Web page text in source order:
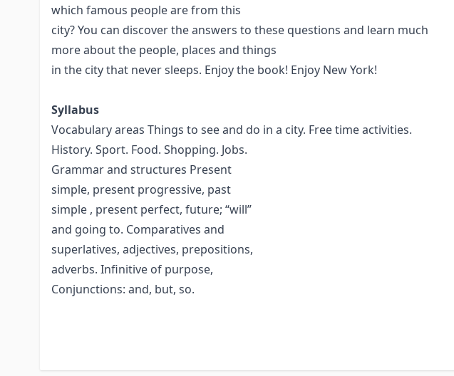
which famous people are from this
city? You can discover the answers to these questions and learn much
more about the people, places and things
in the city that never sleeps. Enjoy the book! Enjoy New York!
Syllabus
Vocabulary areas Things to see and do in a city. Free time activities.
History. Sport. Food. Shopping. Jobs.
Grammar and structures Present
simple, present progressive, past
simple , present perfect, future; “will”
and going to. Comparatives and
superlatives, adjectives, prepositions,
adverbs. Infinitive of purpose,
Conjunctions: and, but, so.